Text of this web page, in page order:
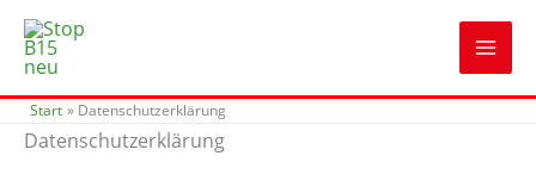
Zum
Inhalt
Start Datenschutzerklärung
Datenschutzerklärung